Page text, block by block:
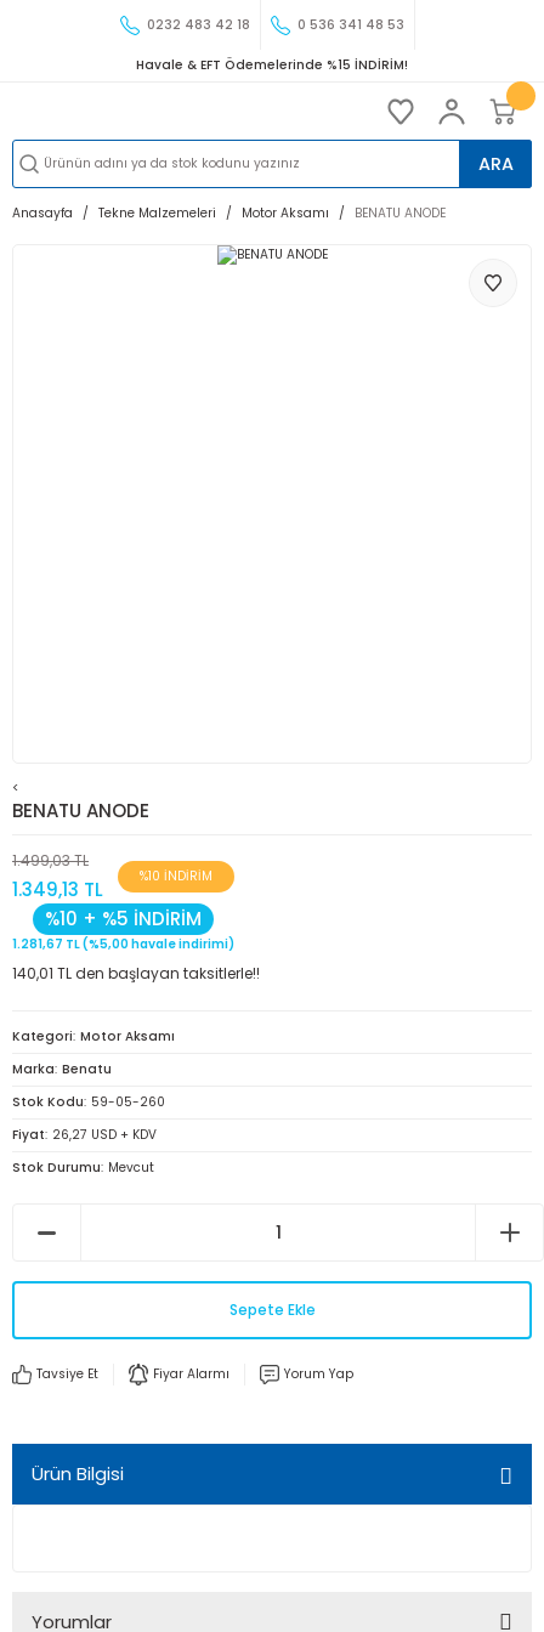
0232 483 42 18 0 536 341 48 53
Havale & EFT Ödemelerinde %15 İNDİRİM!
ARA
Anasayfa Tekne Malzemeleri Motor Aksamı BENATU ANODE
<
BENATU ANODE
1.499,03 TL
1.349,13 TL
%10 İNDİRİM
%10 + %5 İNDİRİM
1.281,67 TL (%5,00 havale indirimi)
140,01 TL den başlayan taksitlerle!!
Kategori Motor Aksamı
Marka Benatu
Stok Kodu 59-05-260
Fiyat 26,27 USD + KDV
Stok Durumu Mevcut
Sepete Ekle
Tavsiye Et Fiyar Alarmı Yorum Yap
Ürün Bilgisi
Yorumlar